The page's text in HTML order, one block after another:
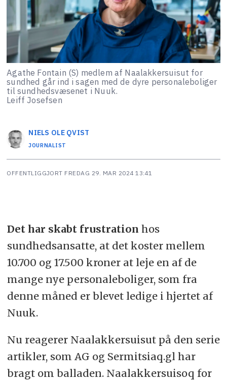
Agathe Fontain (S) medlem af Naalakkersuisut for
sundhed går ind i sagen med de dyre personaleboliger
til sundhedsvæsenet i Nuuk.
Leiff Josefsen
NIELS OLE QVIST
JOURNALIST
OFFENTLIGGJORT FREDAG 29. MAR 2024 13:41
Det har skabt frustration hos
sundhedsansatte, at det koster mellem
10.700 og 17.500 kroner at leje en af de
mange nye personaleboliger, som fra
denne måned er blevet ledige i hjertet af
Nuuk.
Nu reagerer Naalakkersuisut på den serie
artikler, som AG og Sermitsiaq.gl har
bragt om balladen. Naalakkersuisoq for